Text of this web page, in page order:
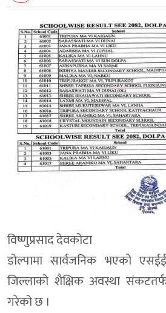
विष्णुप्रसाद देवकोटा
डोल्पामा सार्वजनिक भएको
जिल्लाको शैक्षिक अवस्था
गरेको छ ।